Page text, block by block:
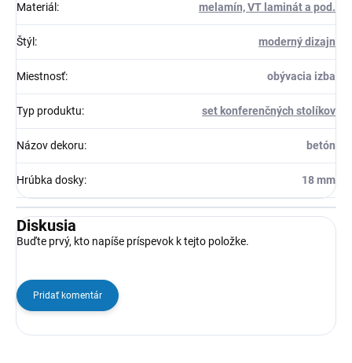
Materiál : melamín, VT laminát a pod.
Štýl : moderný dizajn
Miestnosť: obývacia izba
Typ produktu: set konferenčných stolíkov
Názov dekoru: betón
Hrúbka dosky: 18 mm
Diskusia
Buďte prvý, kto napíše príspevok k tejto položke.
Pridať komentár